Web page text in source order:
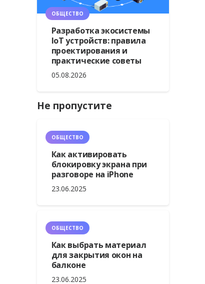
ОБЩЕСТВО
Разработка экосистемы
IoT устройств: правила
проектирования и
практические советы
05.08.2026
Не пропустите
ОБЩЕСТВО
Как активировать
блокировку экрана при
разговоре на iPhone
23.06.2025
ОБЩЕСТВО
Как выбрать материал
для закрытия окон на
балконе
23.06.2025